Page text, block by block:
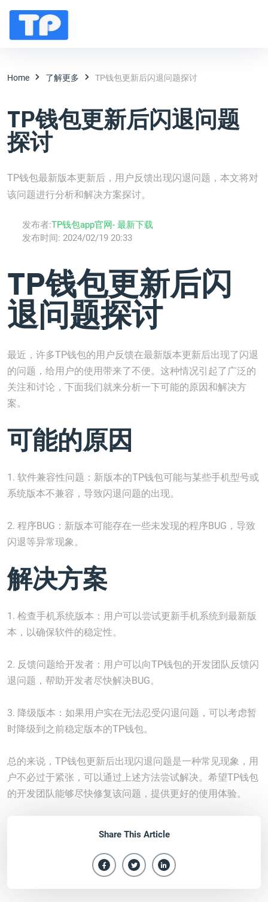
Home 了解更多 TP钱包更新后闪退问题探讨
TP钱包更新后闪退问题
探讨
TP钱包最新版本更新后，用户反馈出现闪退问题，本文将对
该问题进行分析和解决方案探讨。
发布者:TP钱包app官网- 最新下载
发布时间: 2024/02/19 20:33
TP钱包更新后闪
退问题探讨
最近，许多TP钱包的用户反馈在最新版本更新后出现了闪退
的问题，给用户的使用带来了不便。这种情况引起了广泛的
关注和讨论，下面我们就来分析一下可能的原因和解决方
案。
可能的原因
1. 软件兼容性问题：新版本的TP钱包可能与某些手机型号或
系统版本不兼容，导致闪退问题的出现。
2. 程序BUG：新版本可能存在一些未发现的程序BUG，导致
闪退等异常现象。
解决方案
1. 检查手机系统版本：用户可以尝试更新手机系统到最新版
本，以确保软件的稳定性。
2. 反馈问题给开发者：用户可以向TP钱包的开发团队反馈闪
退问题，帮助开发者尽快解决BUG。
3. 降级版本：如果用户实在无法忍受闪退问题，可以考虑暂
时降级到之前稳定版本的TP钱包。
总的来说，TP钱包更新后出现闪退问题是一种常见现象，用
户不必过于紧张，可以通过上述方法尝试解决。希望TP钱包
的开发团队能够尽快修复该问题，提供更好的使用体验。
Share This Article